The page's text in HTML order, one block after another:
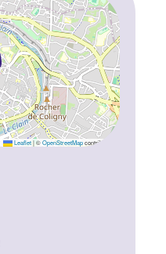
Leaflet |©OpenStreetMapcontributors